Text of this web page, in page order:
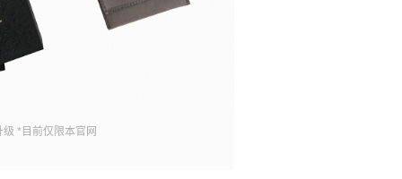
*目前仅限本官网